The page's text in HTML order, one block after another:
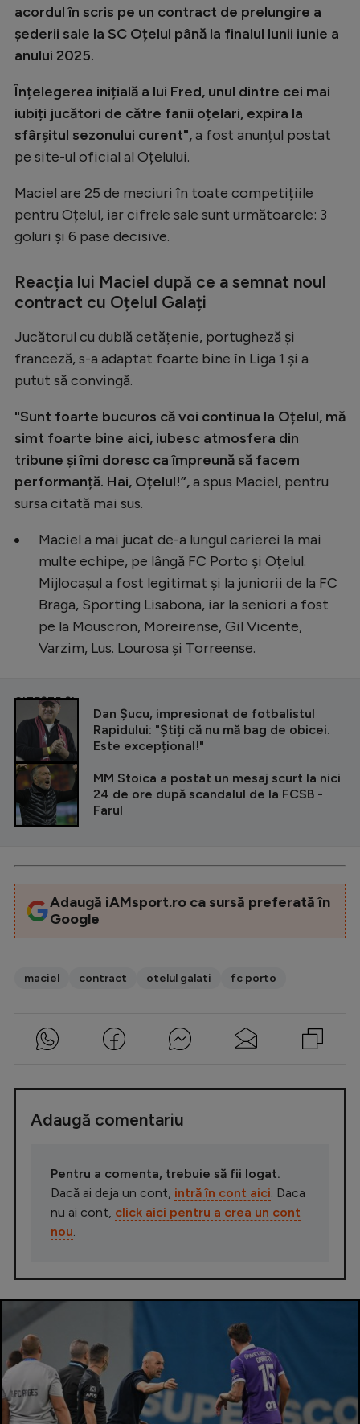
Formula 1
Auto
Rugby
JO 2024
JO 2026
Intră în cont
Creează cont
acordul în scris pe un contract de prelungire a
șederii sale la SC Oțelul până la finalul lunii iunie a
anului 2025.
Înțelegerea inițială a lui Fred, unul dintre cei mai
iubiți jucători de către fanii oțelari, expira la
sfârșitul sezonului curent",a fost anunțul postat
pe site-ul oficial al Oțelului.
Maciel are 25 de meciuri în toate competițiile
pentru Oțelul, iar cifrele sale sunt următoarele: 3
goluri și 6 pase decisive.
Reacția lui Maciel după ce a semnat noul
contract cu Oțelul Galați
Jucătorul cu dublă cetățenie, portugheză și
franceză, s-a adaptat foarte bine în Liga 1 și a
putut să convingă.
"Sunt foarte bucuros că voi continua la Oțelul, mă
simt foarte bine aici, iubesc atmosfera din
tribune și îmi doresc ca împreună să facem
performanță. Hai, Oțelul!”,a spus Maciel, pentru
sursa citată mai sus.
Maciel a mai jucat de-a lungul carierei la mai
multe echipe, pe lângă FC Porto și Oțelul.
Mijlocașul a fost legitimat și la juniorii de la FC
Braga, Sporting Lisabona, iar la seniori a fost
pe la Mouscron, Moreirense, Gil Vicente,
Varzim, Lus. Lourosa și Torreense.
CITEȘTE ȘI
Dan Șucu, impresionat de fotbalistul
Rapidului: "Știți că nu mă bag de obicei.
Este excepțional!"
MM Stoica a postat un mesaj scurt la nici
24 de ore după scandalul de la FCSB -
Farul
Adaugă iAMsport.ro ca sursă preferată în
Google
maciel contract otelul galati fc porto
Adaugă comentariu
Pentru a comenta, trebuie să fii logat.
Dacă ai deja un cont, intră în cont aici . Daca
nu ai cont, click aici pentru a crea un cont
nou